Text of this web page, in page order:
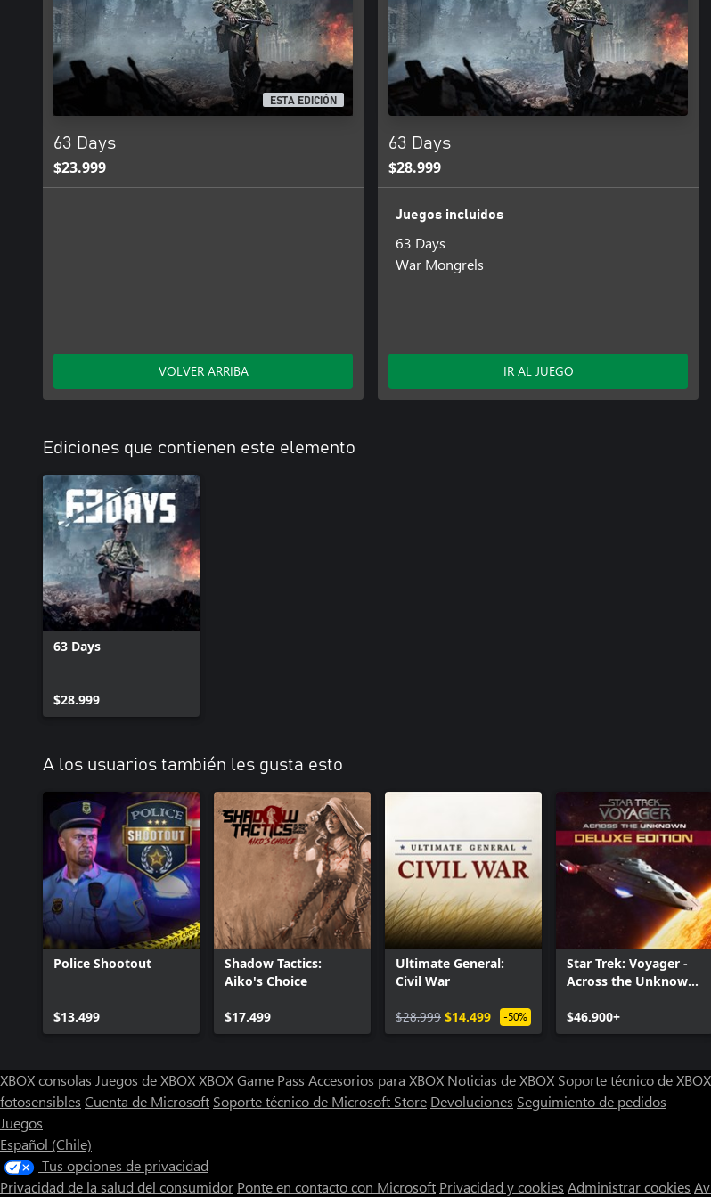
ESTA EDICIÓN
63 Days
$23.999
VOLVER ARRIBA
63 Days
$28.999
Juegos incluidos
63 Days
War Mongrels
IR AL JUEGO
Ediciones que contienen este elemento
63 Days
$28.999
A los usuarios también les gusta esto
Police Shootout
$13.499
Shadow Tactics:
Aiko's Choice
$17.499
Ultimate General:
Civil War
$28.999 $14.499 -50%
Star Trek: Voyager -
Across the Unknown
$46.900+
XBOX consolas Juegos de XBOXXBOX Game Pass Accesorios para XBOX Noticias de XBOX Soporte técnico de XBOX
fotosensibles Cuenta de Microsoft Soporte técnico de Microsoft Store Devoluciones Seguimiento de pedidos
Juegos
Español (Chile)
Tus opciones de privacidad
Privacidad de la salud del consumidor Ponte en contacto con Microsoft Privacidad y cookies Administrar cookies